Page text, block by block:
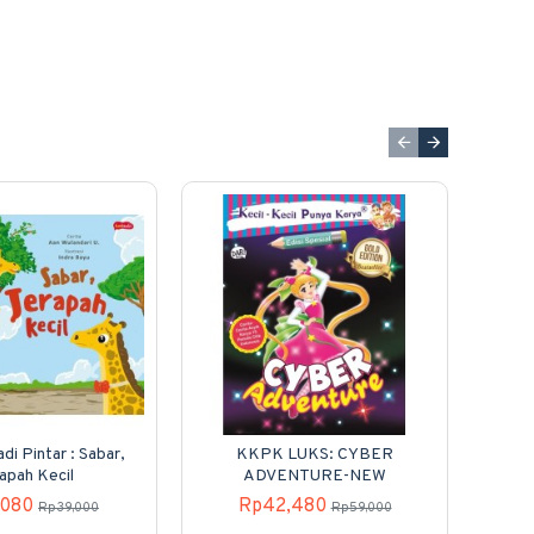
Pintar : Sabar,
Kecil
Rp39,000
KKPK LUKS: CYBER
ADVENTURE-NEW
Rp42,480 Rp59,000